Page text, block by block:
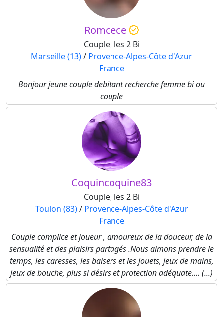
Romcece
Couple, les 2 Bi
Marseille (13)/ Provence-Alpes-Côte d'Azur
France
Bonjour jeune couple debitant recherche femme bi ou
couple
Coquincoquine83
Couple, les 2 Bi
Toulon (83)/ Provence-Alpes-Côte d'Azur
France
Couple complice et joueur , amoureux de la douceur, de la
sensualité et des plaisirs partagés .Nous aimons prendre le
temps, les caresses, les baisers et les jouets, jeux de mains,
jeux de bouche, plus si désirs et protection adéquate.... (...)